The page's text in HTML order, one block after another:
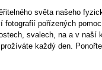
světa našeho
fotografií pořízených
svalech, na a v naší
každý den.